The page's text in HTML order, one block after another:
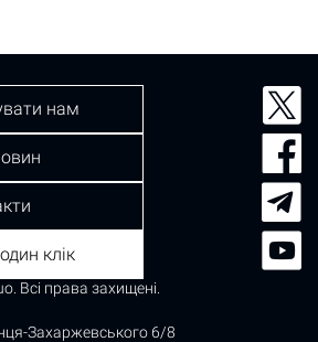
Всі права захищені.
Захаржевського 6/8
нам
клік